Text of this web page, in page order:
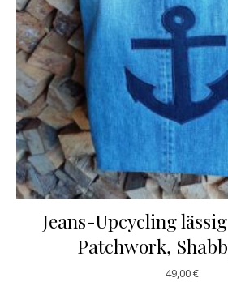
Jeans-Upcycling
Patchwork,
49,00€